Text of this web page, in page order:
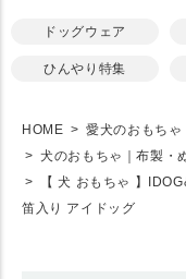
ドッグウェア
ひんやり特集
HOME
愛犬のおもちゃ
犬のおもちゃ｜布製・
【 犬 おもちゃ 】
笛入り アイドッグ